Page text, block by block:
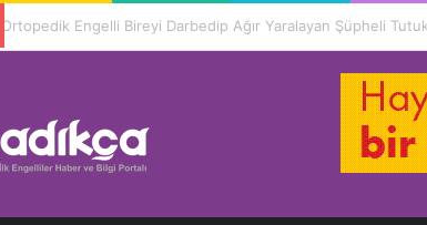
Ortopedik Engelli Bireyi Darbedip Ağır Yaralayan Şüpheli